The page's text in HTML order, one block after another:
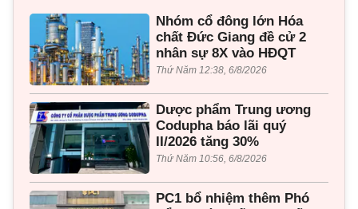
Nhóm cổ đông lớn Hóa
chất Đức Giang đề cử 2
nhân sự 8X vào HĐQT
Thứ Năm 12:38, 6/8/2026
Dược phẩm Trung ương
Codupha báo lãi quý
II/2026 tăng 30%
Thứ Năm 10:56, 6/8/2026
PC1 bổ nhiệm thêm Phó